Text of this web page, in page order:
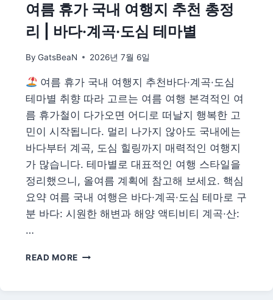
정
리
|
위
산
책
·
건
강
지
키
는
법
여름 휴가 국내 여행지 추천 총정
리 | 바다·계곡·도심 테마별
By GatsBeaN 2026년 7월 6일
여름 휴가 국내 여행지 추천바다·계곡·도심
테마별 취향 따라 고르는 여름 여행 본격적인 여
름 휴가철이 다가오면 어디로 떠날지 행복한 고
민이 시작됩니다. 멀리 나가지 않아도 국내에는
바다부터 계곡, 도심 힐링까지 매력적인 여행지
가 많습니다. 테마별로 대표적인 여행 스타일을
정리했으니, 올여름 계획에 참고해 보세요. 핵심
요약 여름 국내 여행은 바다·계곡·도심 테마로 구
분 바다: 시원한 해변과 해양 액티비티 계곡·산:
…
READ MORE
가